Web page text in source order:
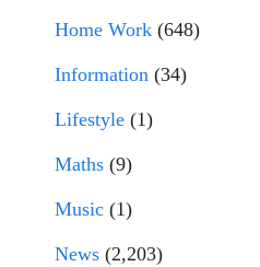
Home Work (648)
Information (34)
Lifestyle (1)
Maths (9)
Music (1)
News (2,203)